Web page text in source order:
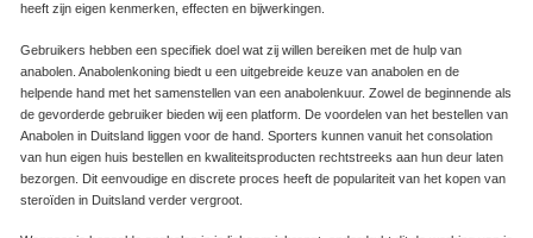
heeft zijn eigen kenmerken, effecten en bijwerkingen.
Gebruikers hebben een specifiek doel wat zij willen bereiken met de hulp van
anabolen. Anabolenkoning biedt u een uitgebreide keuze van anabolen en de
helpende hand met het samenstellen van een anabolenkuur. Zowel de beginnende als
de gevorderde gebruiker bieden wij een platform. De voordelen van het bestellen van
Anabolen in Duitsland liggen voor de hand. Sporters kunnen vanuit het consolation
van hun eigen huis bestellen en kwaliteitsproducten rechtstreeks aan hun deur laten
bezorgen. Dit eenvoudige en discrete proces heeft de populariteit van het kopen van
steroïden in Duitsland verder vergroot.